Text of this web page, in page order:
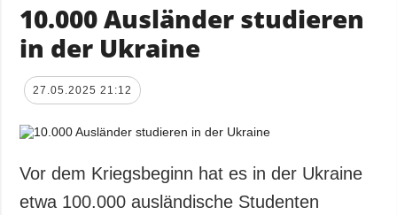
ALLE
Krieg
der Ukraine
Politik
Wirtschaft
services
Vertraulichkeit
und zum Schutz
10.000 Ausländer studieren
in der Ukraine
27.05.2025 21:12
Vor dem Kriegsbeginn hat es in der Ukraine
etwa 100.000 ausländische Studenten